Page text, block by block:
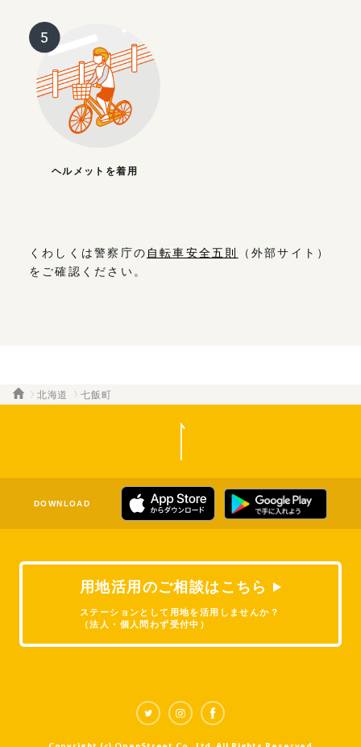
ヘルメットを着用
くわしくは警察庁の 自転車安全五則
（外部サイト）
をご確認ください。
北海道 七飯町
用地活用のご相談はこちら
ステーションとして用地を活用しませんか？
（法人・個人問わず受付中）
DOWNLOAD